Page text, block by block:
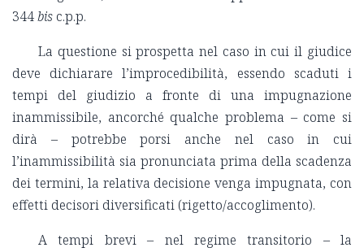
344bis c.p.p.
La questione si prospetta nel caso in cui il giudice
deve dichiarare l’improcedibilità, essendo scaduti i
tempi del giudizio a fronte di una impugnazione
inammissibile, ancorché qualche problema – come si
dirà – potrebbe porsi anche nel caso in cui
l’inammissibilità sia pronunciata prima della scadenza
dei termini, la relativa decisione venga impugnata, con
effetti decisori diversificati (rigetto/accoglimento).
A tempi brevi – nel regime transitorio – la